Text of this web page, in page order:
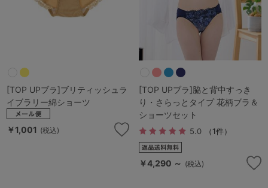
[TOP UPブラ]ブリティッシュラ
イブラリー綿ショーツ
￥1,001 (税込)
[TOP UPブラ]脇と背中すっき
り・さらっとタイプ 花柄ブラ＆
ショーツセット
5.0 （1件）
￥4,290 ～ (税込)